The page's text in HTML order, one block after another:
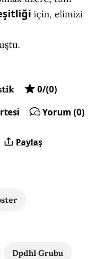
için, elimizi
0/(0)
Yorum (0)
Paylaş
Dpdhl Grubu